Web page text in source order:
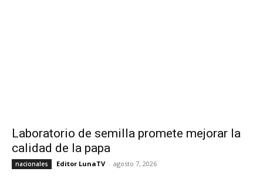
Laboratorio de semilla promete mejorar la
calidad de la papa
nacionales Editor LunaTV - agosto 7, 2026